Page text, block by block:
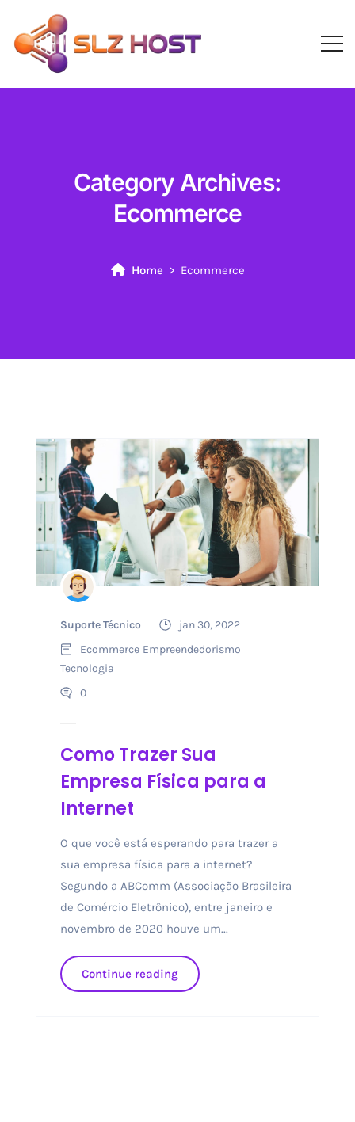
Category Archives:
Ecommerce
Home Ecommerce
Suporte Técnico
jan 30, 2022
Ecommerce Empreendedorismo
Tecnologia
0
Como Trazer Sua
Empresa Física para a
Internet
O que você está esperando para trazer a
sua empresa física para a internet?
Segundo a ABComm (Associação Brasileira
de Comércio Eletrônico), entre janeiro e
novembro de 2020 houve um...
Continue reading